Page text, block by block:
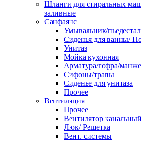
Шланги для стиральных
заливные
Санфаянс
Умывальник/пьедестал
Сиденья для ванны/
Унитаз
Мойка кухонная
Арматура/гофра/
Сифоны/трапы
Сиденье для унитаза
Прочее
Вентиляция
Прочее
Вентилятор канальный
Люк/ Решетка
Вент. системы